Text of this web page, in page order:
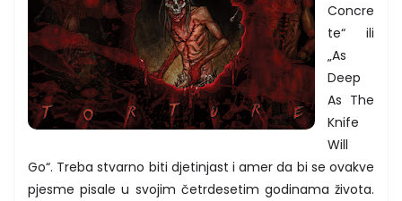
Concre
te“ ili
„As
Deep
As The
Knife
Will
Go“. Treba stvarno biti djetinjast i amer da bi se ovakve
pjesme pisale u svojim četrdesetim godinama života.